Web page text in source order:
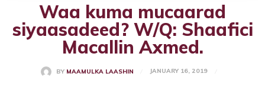
Waa kuma mucaarad
siyaasadeed? W/Q: Shaafici
Macallin Axmed.
BY MAAMULKA LAASHIN JANUARY 16, 2019